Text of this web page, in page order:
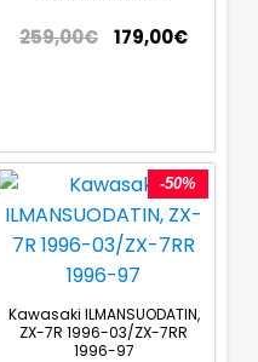
259,00€ 179,00€
-50%
Kawasaki ILMANSUODATIN,
ZX-7R 1996-03/ZX-7RR
1996-97